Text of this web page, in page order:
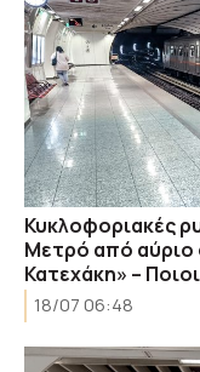
Κυκλοφοριακές
Μετρό από αύριο
Κατεχάκη» –
18/07 06:48